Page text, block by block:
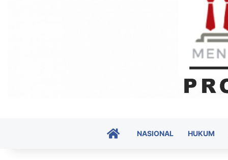
HOMENASIONAL HUKUM